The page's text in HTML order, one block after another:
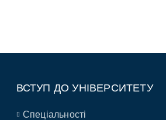
ВСТУП ДО УНІВЕРСИТЕТУ
Спеціальності